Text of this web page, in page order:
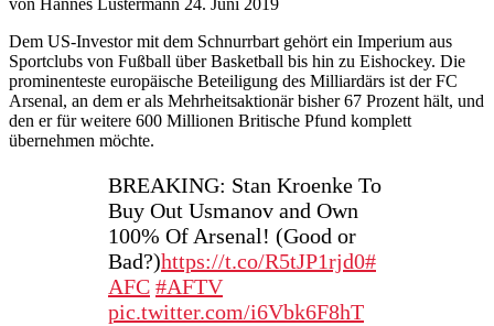
von Hannes Lustermann 24. Juni 2019
Dem US-Investor mit dem Schnurrbart gehört ein Imperium aus
Sportclubs von Fußball über Basketball bis hin zu Eishockey. Die
prominenteste europäische Beteiligung des Milliardärs ist der FC
Arsenal, an dem er als Mehrheitsaktionär bisher 67 Prozent hält, und
den er für weitere 600 Millionen Britische Pfund komplett
übernehmen möchte.
BREAKING: Stan Kroenke To
Buy Out Usmanov and Own
100% Of Arsenal! (Good or
Bad?)https://t.co/R5tJP1rjd0#
AFC #AFTV
pic.twitter.com/i6Vbk6F8hT